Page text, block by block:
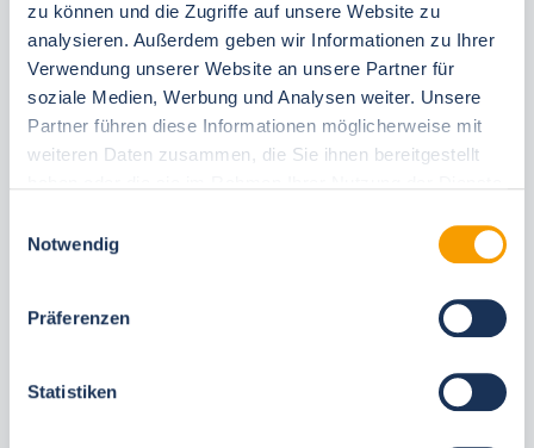
zu können und die Zugriffe auf unsere Website zu
analysieren. Außerdem geben wir Informationen zu Ihrer
Verwendung unserer Website an unsere Partner für
soziale Medien, Werbung und Analysen weiter. Unsere
Partner führen diese Informationen möglicherweise mit
weiteren Daten zusammen, die Sie ihnen bereitgestellt
Notwendig
Präferenzen
Statistiken
30 Tage vor Anreise kostenfrei stornieren
Flexible An- und Abreise 24/7
Persönliche Beratungen
Schneller, direkter Support vor Ort
gefallen